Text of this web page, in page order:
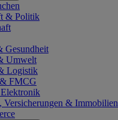
& Politik
Gesundheit
Umwelt
Logistik
FMCG
Versicherungen & Immobilien